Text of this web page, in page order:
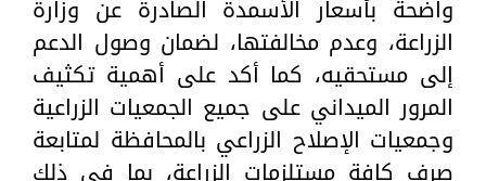
واضحة بأسعار الأسمدة الصادرة عن وزارة
الزراعة، وعدم مخالفتها، لضمان وصول الدعم
إلى مستحقيه، كما أكد على أهمية تكثيف
المرور الميداني على جميع الجمعيات الزراعية
وجمعيات الإصلاح الزراعي بالمحافظة لمتابعة
صرف كافة مستلزمات الزراعة، بما في ذلك